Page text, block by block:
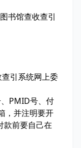
书馆查收查引
引系统网上委
PMID号、付
，并注明要开
款前要自己在